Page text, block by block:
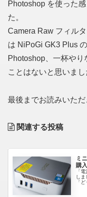
Photoshop を使った
た。
Camera Raw フィル
は NiPoGi GK3 Plus
Photoshop、一杯やり
ことはないと思いまし
最後までお読みいた
関連する投稿
ミ
購
「
し
「